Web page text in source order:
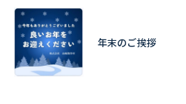
年末のご挨拶